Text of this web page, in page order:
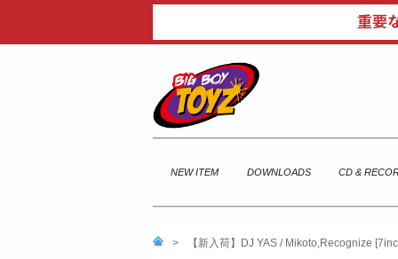
NEW ITEM DOWNLOADS CD &
> 【新入荷】DJ YAS / Mikoto,Recognize